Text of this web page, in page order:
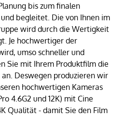
bis zum finalen
begleitet. Die von Ihnen im
wird durch die Wertigkeit
Je hochwertiger der
umso schneller und
Sie mit Ihrem Produktfilm die
Deswegen produzieren wir
hochwertigen Kameras
4.6G2 und 12K) mit Cine
Qualität - damit Sie den Film